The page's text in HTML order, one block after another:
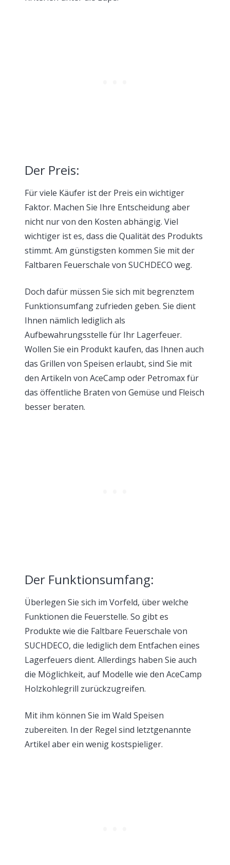
Der Preis:
Für viele Käufer ist der Preis ein wichtiger
Faktor. Machen Sie Ihre Entscheidung aber
nicht nur von den Kosten abhängig. Viel
wichtiger ist es, dass die Qualität des Produkts
stimmt. Am günstigsten kommen Sie mit der
Faltbaren Feuerschale von SUCHDECO weg.
Doch dafür müssen Sie sich mit begrenztem
Funktionsumfang zufrieden geben. Sie dient
Ihnen nämlich lediglich als
Aufbewahrungsstelle für Ihr Lagerfeuer.
Wollen Sie ein Produkt kaufen, das Ihnen auch
das Grillen von Speisen erlaubt, sind Sie mit
den Artikeln von AceCamp oder Petromax für
das öffentliche Braten von Gemüse und Fleisch
besser beraten.
Der Funktionsumfang:
Überlegen Sie sich im Vorfeld, über welche
Funktionen die Feuerstelle. So gibt es
Produkte wie die Faltbare Feuerschale von
SUCHDECO, die lediglich dem Entfachen eines
Lagerfeuers dient. Allerdings haben Sie auch
die Möglichkeit, auf Modelle wie den AceCamp
Holzkohlegrill zurückzugreifen.
Mit ihm können Sie im Wald Speisen
zubereiten. In der Regel sind letztgenannte
Artikel aber ein wenig kostspieliger.